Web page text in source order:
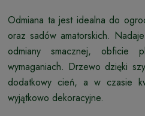
Odmiana ta jest idealna do
oraz sadów amatorskich.
odmiany smacznej, obficie
wymaganiach. Drzewo dzięki
dodatkowy cień, a w czasie
wyjątkowo dekoracyjne.